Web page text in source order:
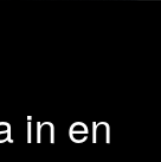
in en